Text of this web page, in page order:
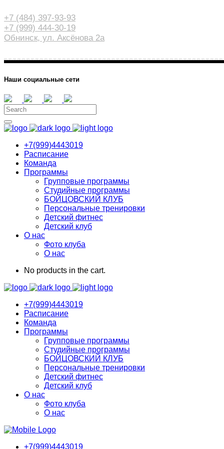
+7 (484) 397-93-93
+7 (999) 444-30-19
Обнинск, ул. Аксёнова 2а
Наши социальные сети
+7(999)4443019
Расписание
Команда
Программы
Групповые программы
Студийные программы
БОЙЦОВСКИЙ КЛУБ
Персональные тренировки
Детский фитнес
Детский клуб
О нас
Фото клуба
О нас
No products in the cart.
+7(999)4443019
Расписание
Команда
Программы
Групповые программы
Студийные программы
БОЙЦОВСКИЙ КЛУБ
Персональные тренировки
Детский фитнес
Детский клуб
О нас
Фото клуба
О нас
+7(999)4443019